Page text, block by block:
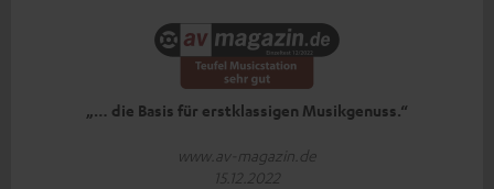
„… die Basis für erstklassigen Musikgenuss.“
www.av-magazin.de
15.12.2022